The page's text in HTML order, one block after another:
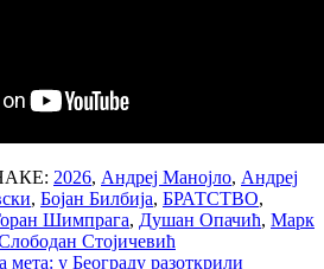
2026, Андреј Манојло, Андреј
, Бојан Билбија, БРАТСТВО,
Шимпрага, Душан Опачић, Марк
Стојичевић
мета: у Београду разоткрили